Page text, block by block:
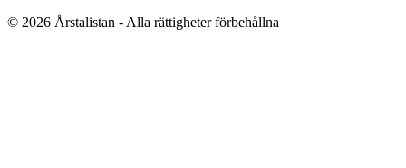
© 2026 Årstalistan - Alla rättigheter förbehållna